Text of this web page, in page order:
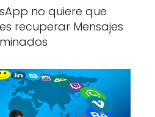
no quiere que
recuperar Mensajes